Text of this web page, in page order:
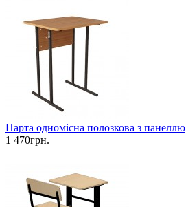
Парта одномісна полозкова з панеллю
1 470грн.